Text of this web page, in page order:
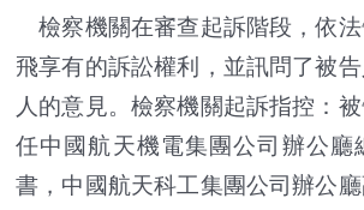
檢察機關在審查起訴階段，依
飛享有的訴訟權利，並訊問了被
人的意見。檢察機關起訴指控：
任中國航天機電集團公司辦公廳
書，中國航天科工集團公司辦公廳